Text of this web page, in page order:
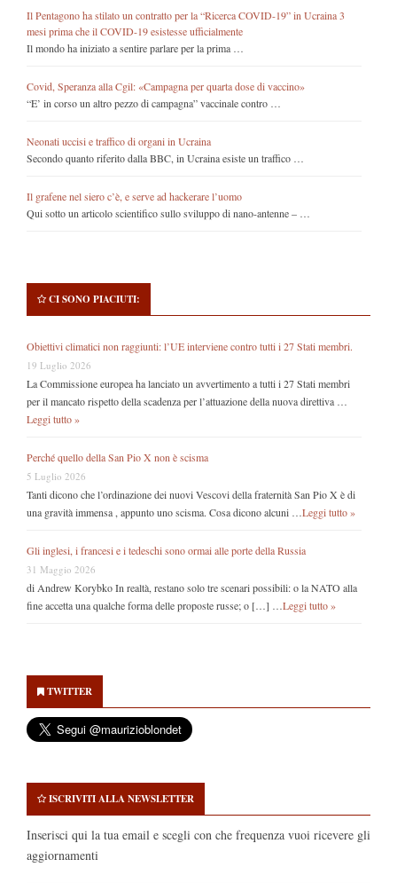
Il Pentagono ha stilato un contratto per la “Ricerca COVID-19” in Ucraina 3
mesi prima che il COVID-19 esistesse ufficialmente
Il mondo ha iniziato a sentire parlare per la prima …
Covid, Speranza alla Cgil: «Campagna per quarta dose di vaccino»
“E’ in corso un altro pezzo di campagna” vaccinale contro …
Neonati uccisi e traffico di organi in Ucraina
Secondo quanto riferito dalla BBC, in Ucraina esiste un traffico …
Il grafene nel siero c’è, e serve ad hackerare l’uomo
Qui sotto un articolo scientifico sullo sviluppo di nano-antenne – …
CI SONO PIACIUTI:
Obiettivi climatici non raggiunti: l’UE interviene contro tutti i 27 Stati membri.
19 Luglio 2026
La Commissione europea ha lanciato un avvertimento a tutti i 27 Stati membri
per il mancato rispetto della scadenza per l’attuazione della nuova direttiva …
Leggi tutto »
Perché quello della San Pio X non è scisma
5 Luglio 2026
Tanti dicono che l’ordinazione dei nuovi Vescovi della fraternità San Pio X è di
una gravità immensa , appunto uno scisma. Cosa dicono alcuni … Leggi tutto »
Gli inglesi, i francesi e i tedeschi sono ormai alle porte della Russia
31 Maggio 2026
di Andrew Korybko In realtà, restano solo tre scenari possibili: o la NATO alla
fine accetta una qualche forma delle proposte russe; o […] … Leggi tutto »
Sidebar
TWITTER
ISCRIVITI ALLA NEWSLETTER
Inserisci qui la tua email e scegli con che frequenza vuoi ricevere gli
aggiornamenti